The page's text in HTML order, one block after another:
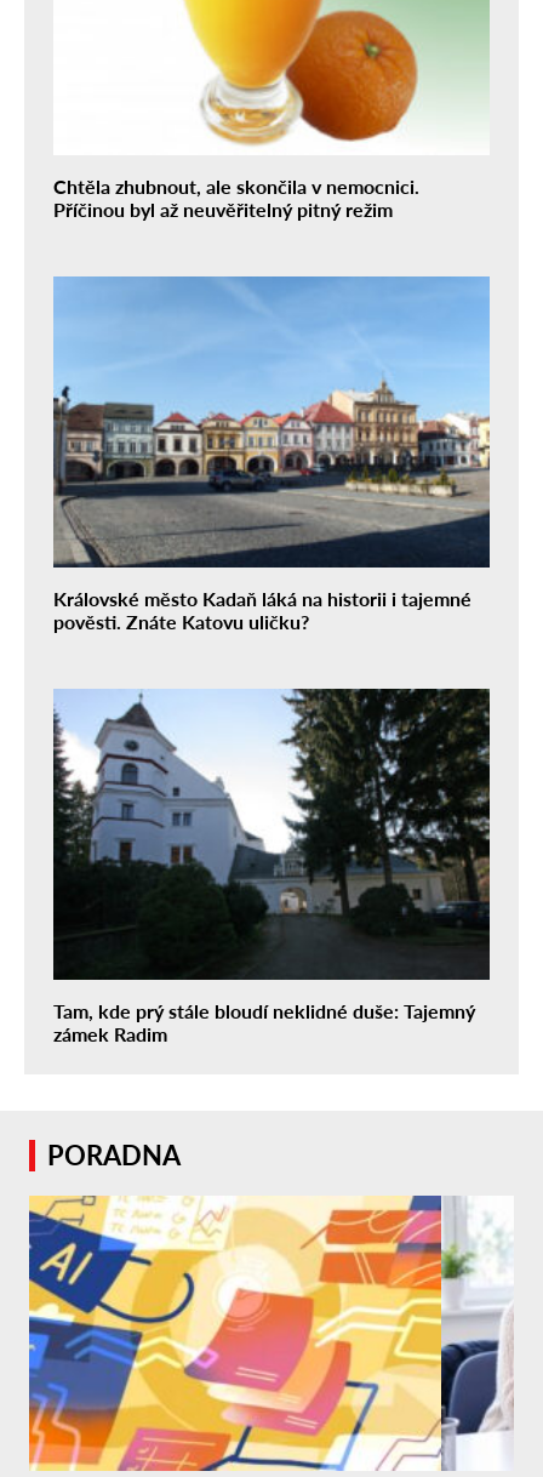
Chtěla zhubnout, ale skončila v nemocnici.
Příčinou byl až neuvěřitelný pitný režim
Královské město Kadaň láká na historii i tajemné
pověsti. Znáte Katovu uličku?
Tam, kde prý stále bloudí neklidné duše: Tajemný
zámek Radim
PORADNA